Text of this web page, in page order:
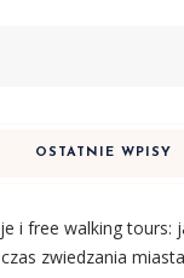
OSTATNIE WPISY
i free walking tours:
zwiedzania miasta